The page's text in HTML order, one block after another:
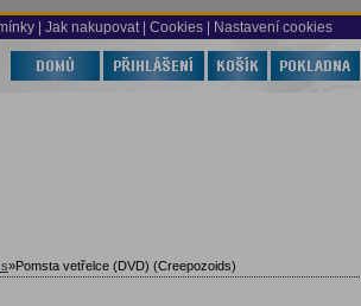
Jak nakupovat | Cookies | Nastavení cookies
»Pomsta vetřelce (DVD) (Creepozoids)